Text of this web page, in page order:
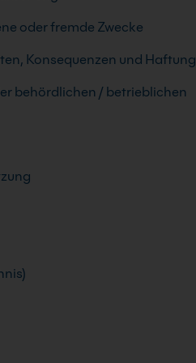
oder fremde Zwecke
Konsequenzen und Haftung
behördlichen / betrieblichen